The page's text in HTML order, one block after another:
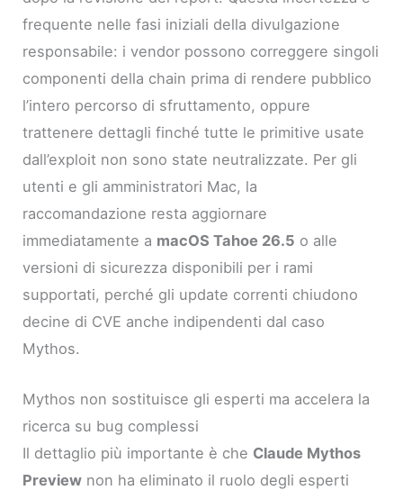
frequente nelle fasi iniziali della divulgazione
responsabile: i vendor possono correggere singoli
componenti della chain prima di rendere pubblico
l’intero percorso di sfruttamento, oppure
trattenere dettagli finché tutte le primitive usate
dall’exploit non sono state neutralizzate. Per gli
utenti e gli amministratori Mac, la
raccomandazione resta aggiornare
immediatamente a macOS Tahoe 26.5 o alle
versioni di sicurezza disponibili per i rami
supportati, perché gli update correnti chiudono
decine di CVE anche indipendenti dal caso
Mythos.
Mythos non sostituisce gli esperti ma accelera la
ricerca su bug complessi
Il dettaglio più importante è che Claude Mythos
Preview non ha eliminato il ruolo degli esperti